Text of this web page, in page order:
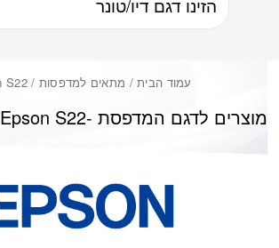
עמוד הבית/ מתאים למדפסות / Epson S22
Epson S22מוצרים לדגם המדפסת -